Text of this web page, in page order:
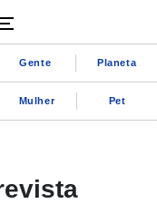
Gente Planeta
Mulher Pet